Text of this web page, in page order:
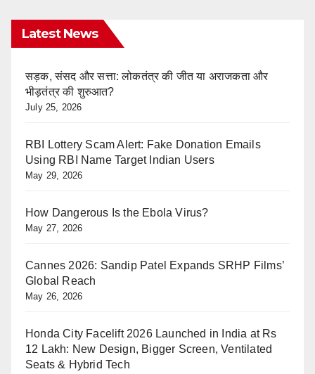
Latest News
सड़क, संसद और सत्ता: लोकतंत्र की जीत या अराजकता और
भीड़तंत्र की शुरुआत?
July 25, 2026
RBI Lottery Scam Alert: Fake Donation Emails
Using RBI Name Target Indian Users
May 29, 2026
How Dangerous Is the Ebola Virus?
May 27, 2026
Cannes 2026: Sandip Patel Expands SRHP Films’
Global Reach
May 26, 2026
Honda City Facelift 2026 Launched in India at Rs
12 Lakh: New Design, Bigger Screen, Ventilated
Seats & Hybrid Tech